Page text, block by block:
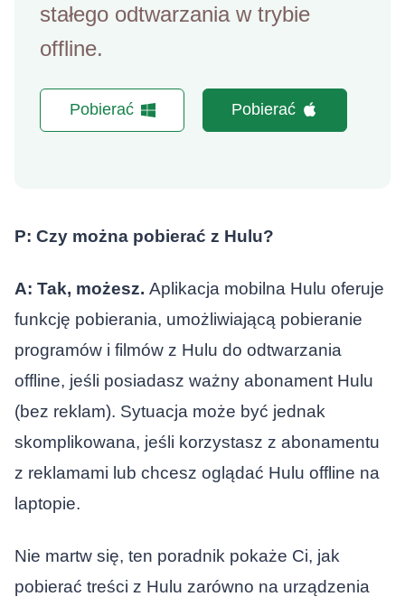
stałego odtwarzania w trybie
offline.
Pobierać Pobierać
P: Czy można pobierać z Hulu?
A: Tak, możesz. Aplikacja mobilna Hulu oferuje
funkcję pobierania, umożliwiającą pobieranie
programów i filmów z Hulu do odtwarzania
offline, jeśli posiadasz ważny abonament Hulu
(bez reklam). Sytuacja może być jednak
skomplikowana, jeśli korzystasz z abonamentu
z reklamami lub chcesz oglądać Hulu offline na
laptopie.
Nie martw się, ten poradnik pokaże Ci, jak
pobierać treści z Hulu zarówno na urządzenia